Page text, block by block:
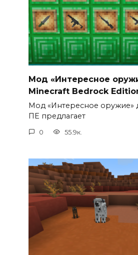
Мод «Интересное
Minecraft Bedrock
Мод «Интересное оружие»
ПЕ предлагает
0 55.9к.